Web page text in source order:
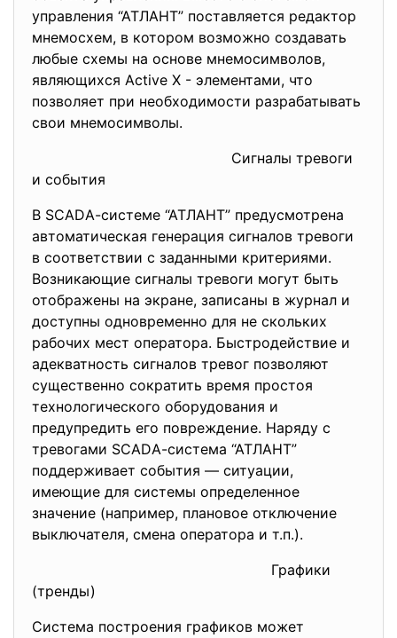
управления “АТЛАНТ” поставляется редактор
мнемосхем, в котором возможно создавать
любые схемы на основе мнемосимволов,
являющихся Activе Х - элементами, что
позволяет при необходимости разрабатывать
свои мнемосимволы.
Сигналы тревоги
и события
В SСАDА-системе “АТЛАНТ” предусмотрена
автоматическая генерация сигналов тревоги
в соответствии с заданными критериями.
Возникающие сигналы тревоги могут быть
отображены на экране, записаны в журнал и
доступны одновременно для не скольких
рабочих мест оператора. Быстродействие и
адекватность сигналов тревог позволяют
существенно сократить время простоя
технологического оборудования и
предупредить его повреждение. Наряду с
тревогами SСАDА-система “АТЛАНТ”
поддерживает события — ситуации,
имеющие для системы определенное
значение (например, плановое отключение
выключателя, смена оператора и т.п.).
Графики
(тренды)
Система построения графиков может